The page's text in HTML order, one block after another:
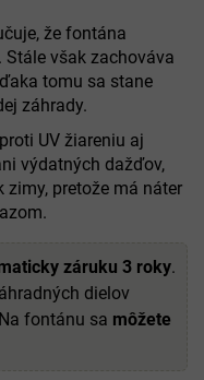
že fontána
však zachováva
tomu sa stane
záhrady.
UV žiareniu aj
výdatných dažďov,
pretože má náter
záruku 3 roky.
dielov
fontánu sa môžete